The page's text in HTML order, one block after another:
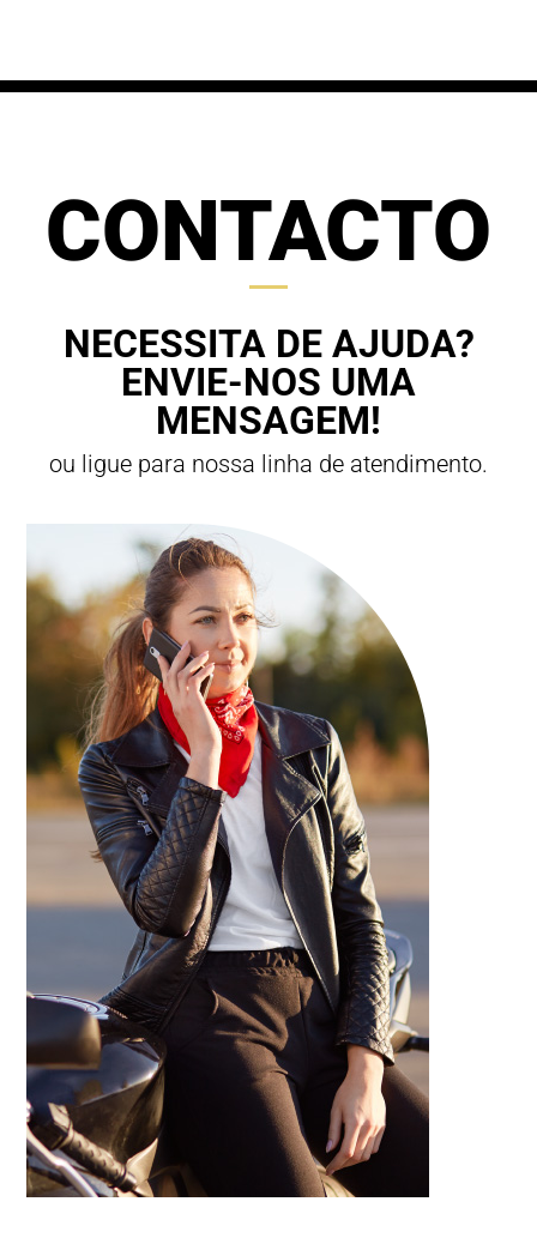
CONTACTO
NECESSITA DE AJUDA?
ENVIE-NOS UMA
MENSAGEM!
ou ligue para nossa linha de atendimento.